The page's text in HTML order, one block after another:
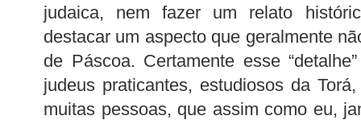
judaica, nem fazer um relato
destacar um aspecto que geralmente
de Páscoa. Certamente esse
judeus praticantes, estudiosos da
muitas pessoas, que assim como eu,